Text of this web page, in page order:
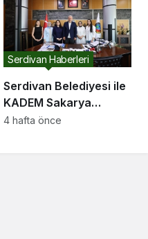
Serdivan Belediyesi ile
KADEM Sakarya
Temsilciliği Arasında İş
Serdivan Haberleri
4 hafta önce